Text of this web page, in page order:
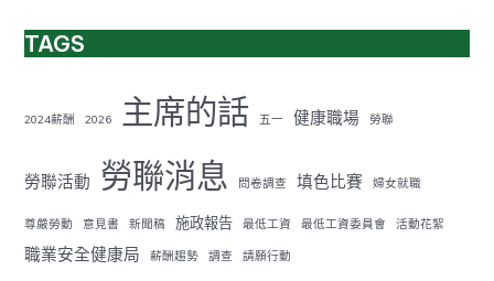
TAGS
2024薪酬 2026 主席的話 五一 健康職場 勞聯
勞聯活動 勞聯消息 問卷調查 填色比賽 婦女就職
尊嚴勞動 意見書 新聞稿 施政報告 最低工資 最低工資委員會 活動花絮
職業安全健康局 薪酬趨勢 調查 請願行動